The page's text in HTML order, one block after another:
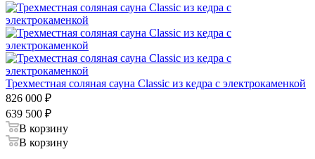
Трехместная соляная сауна Classic из кедра с электрокаменкой
826 000 ₽
639 500 ₽
В корзину
В корзину